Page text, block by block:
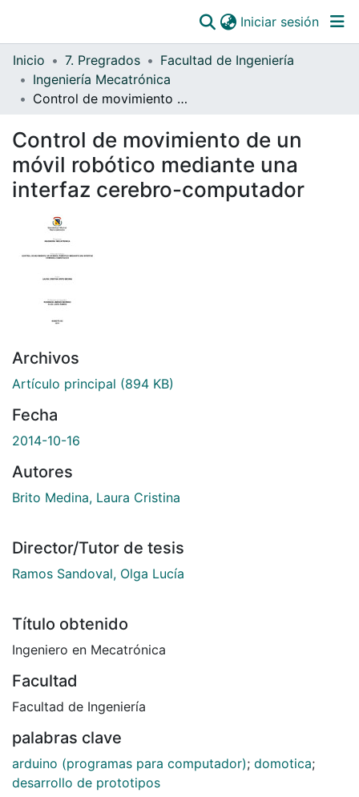
Todo DSpace
Estadísticas
Catálogo
OJS
Paz y salvos
Iniciar sesión
Inicio 7. Pregrados
Facultad de Ingeniería
Ingeniería Mecatrónica
Control de movimiento de un móvil robótico mediante una interfaz cerebro-computador
Control de movimiento de un
móvil robótico mediante una
interfaz cerebro-computador
Archivos
Artículo principal (894 KB)
Fecha
2014-10-16
Autores
Brito Medina, Laura Cristina
Director/Tutor de tesis
Ramos Sandoval, Olga Lucía
Título obtenido
Ingeniero en Mecatrónica
Facultad
Facultad de Ingeniería
palabras clave
arduino (programas para computador); domotica;
desarrollo de prototipos